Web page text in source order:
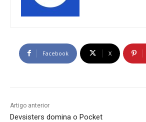
Facebook X
Artigo anterior
Devsisters domina o Pocket